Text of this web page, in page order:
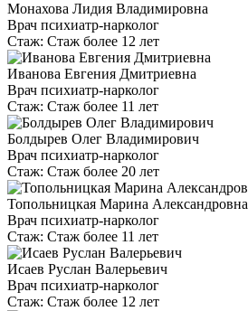
Монахова Лидия Владимировна
Врач психиатр-нарколог
Стаж: Стаж более 12 лет
Иванова Евгения Дмитриевна
Врач психиатр-нарколог
Стаж: Стаж более 11 лет
Болдырев Олег Владимирович
Врач психиатр-нарколог
Стаж: Стаж более 20 лет
Топольницкая Марина Александровна
Врач психиатр-нарколог
Стаж: Стаж более 11 лет
Исаев Руслан Валерьевич
Врач психиатр-нарколог
Стаж: Стаж более 12 лет